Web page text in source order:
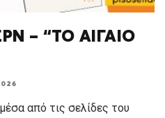
– “ΤΟ ΑΙΓΑΙΟ
από τις σελίδες του